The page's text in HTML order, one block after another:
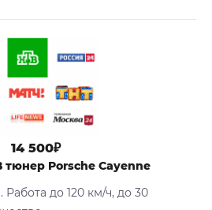
14 500₽
Porsche Cayenne
до 120 км/ч, до 30